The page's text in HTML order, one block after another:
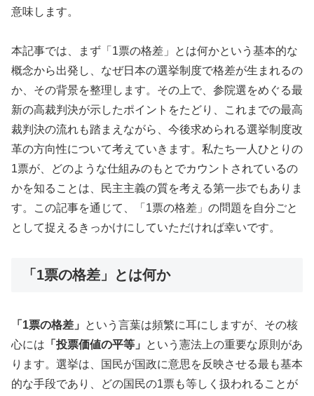
意味します。
本記事では、まず「1票の格差」とは何かという基本的な
概念から出発し、なぜ日本の選挙制度で格差が生まれるの
か、その背景を整理します。その上で、参院選をめぐる最
新の高裁判決が示したポイントをたどり、これまでの最高
裁判決の流れも踏まえながら、今後求められる選挙制度改
革の方向性について考えていきます。私たち一人ひとりの
1票が、どのような仕組みのもとでカウントされているの
かを知ることは、民主主義の質を考える第一歩でもありま
す。この記事を通じて、「1票の格差」の問題を自分ごと
として捉えるきっかけにしていただければ幸いです。
「1票の格差」とは何か
「1票の格差」
という言葉は頻繁に耳にしますが、その核
心には 「投票価値の平等」
という憲法上の重要な原則があ
ります。選挙は、国民が国政に意思を反映させる最も基本
的な手段であり、どの国民の1票も等しく扱われることが